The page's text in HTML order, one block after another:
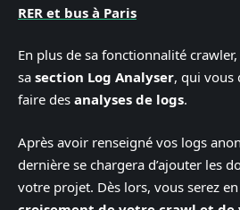
RER et bus à Paris
En plus de sa fonctionnalité
sa section Log Analyser, qui vous
faire des analyses de logs.
Après avoir renseigné vos logs
dernière se chargera d’ajouter les
votre projet. Dès lors, vous serez